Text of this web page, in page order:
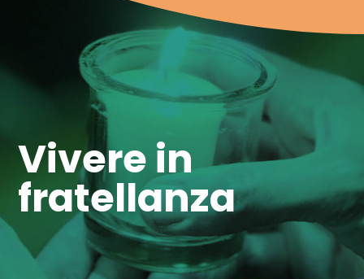
Vivere in
fratellanza